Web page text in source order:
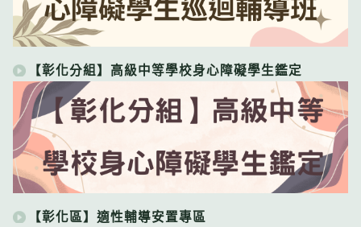
【彰化分組】高級中等學校身心障礙學生鑑定
【彰化區】適性輔導安置專區